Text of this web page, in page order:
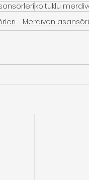
koltuklu
Merdiven